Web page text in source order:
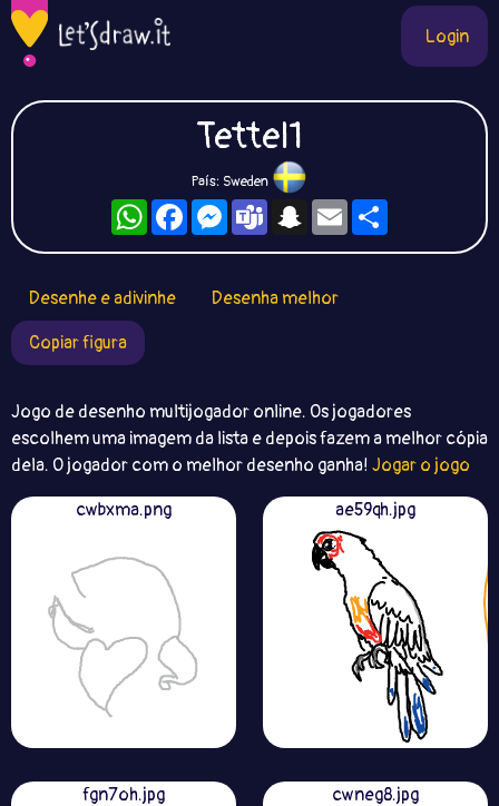
Login
Tettel1
País: Sweden
WhatsAppFacebookMessengerTeamsSnapchat
Email
Desenhe e adivinhe
Desenha melhor
Copiar figura
Jogo de desenho multijogador online. Os jogadores
escolhem uma imagem da lista e depois fazem a melhor cópia
dela. O jogador com o melhor desenho ganha! Jogar o jogo
cwbxma.png
ae59qh.jpg
fgn7oh.jpg cwneg8.jpg